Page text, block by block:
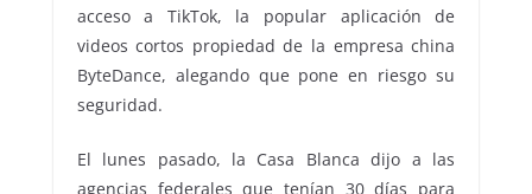
acceso a TikTok, la popular aplicación de
videos cortos propiedad de la empresa china
ByteDance, alegando que pone en riesgo su
seguridad.
El lunes pasado, la Casa Blanca dijo a las
agencias federales que tenían 30 días para